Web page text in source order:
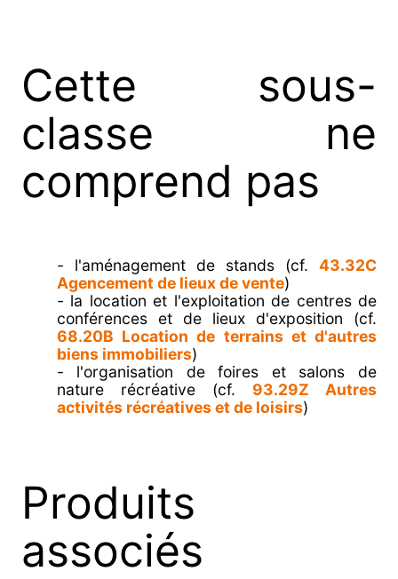
Cette sous-
classe ne
comprend pas
- l'aménagement de stands (cf. 43.32C
Agencement de lieux de vente)
- la location et l'exploitation de centres de
conférences et de lieux d'exposition (cf.
68.20B Location de terrains et d'autres
biens immobiliers)
- l'organisation de foires et salons de
nature récréative (cf. 93.29Z Autres
activités récréatives et de loisirs)
Produits
associés